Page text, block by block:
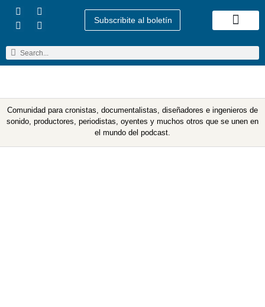
Subscribite al boletín
Comunidad para cronistas, documentalistas, diseñadores e ingenieros de
sonido, productores, periodistas, oyentes y muchos otros que se unen en
el mundo del podcast.